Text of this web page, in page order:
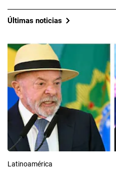
Últimas noticias
Latinoamérica